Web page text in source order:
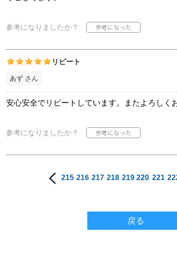
参考になりましたか？
リピート
あず さん
安心安全でリピートしています。またよろしく
参考になりましたか？
215 216 217 218 219 220 221
戻る